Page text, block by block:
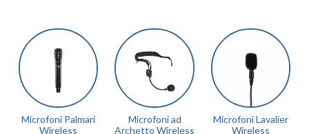
Microfoni Palmari
Wireless
Microfoni ad
Archetto Wireless
Microfoni Lavalier
Wireless